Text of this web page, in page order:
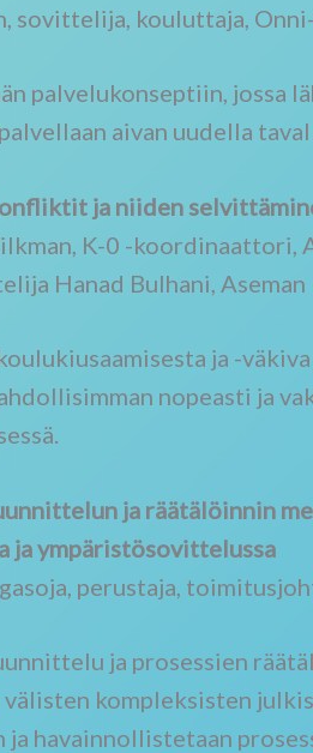
sovittelija, kouluttaja,
palvelukonseptiin, jossa
aivan uudella
ja niiden
K-0 -koordinaattori,
Hanad Bulhani, Aseman
ja -
nopeasti ja
ja räätälöinnin
ja ympäristösovittelussa
perustaja,
ja prosessien
välisten kompleksisten
ja havainnollistetaan